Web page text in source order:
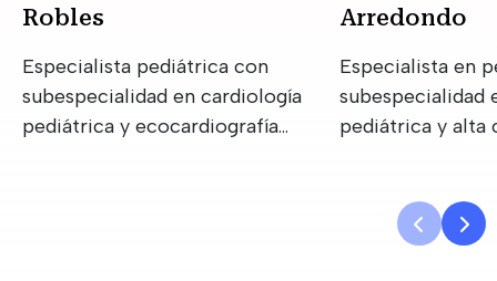
Robles
Especialista pediátrica con
subespecialidad en cardiología
pediátrica y ecocardiografía
Arredondo
Especialista en
subespecialidad
pediátrica y alta